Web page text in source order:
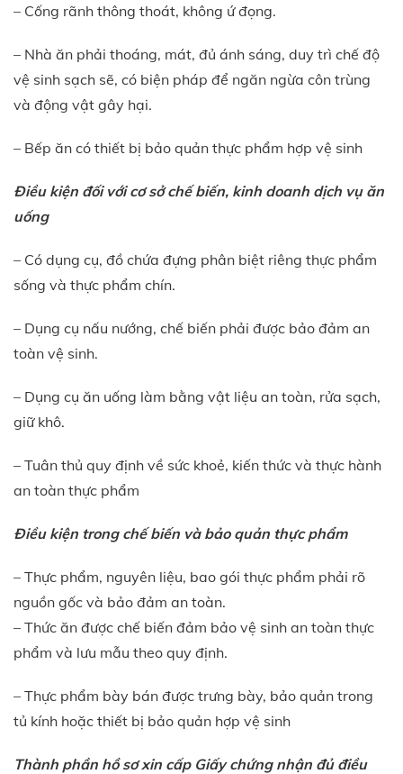
– Cống rãnh thông thoát, không ứ đọng.
– Nhà ăn phải thoáng, mát, đủ ánh sáng, duy trì chế độ
vệ sinh sạch sẽ, có biện pháp để ngăn ngừa côn trùng
và động vật gây hại.
– Bếp ăn có thiết bị bảo quản thực phẩm hợp vệ sinh
Điều kiện đối với cơ sở chế biến, kinh doanh dịch vụ ăn
uống
– Có dụng cụ, đồ chứa đựng phân biệt riêng thực phẩm
sống và thực phẩm chín.
– Dụng cụ nấu nướng, chế biến phải được bảo đảm an
toàn vệ sinh.
– Dụng cụ ăn uống làm bằng vật liệu an toàn, rửa sạch,
giữ khô.
– Tuân thủ quy định về sức khoẻ, kiến thức và thực hành
an toàn thực phẩm
Điều kiện trong chế biến và bảo quản thực phẩm
– Thực phẩm, nguyên liệu, bao gói thực phẩm phải rõ
nguồn gốc và bảo đảm an toàn.
– Thức ăn được chế biến đảm bảo vệ sinh an toàn thực
phẩm và lưu mẫu theo quy định.
– Thực phẩm bày bán được trưng bày, bảo quản trong
tủ kính hoặc thiết bị bảo quản hợp vệ sinh
Thành phần hồ sơ xin cấp Giấy chứng nhận đủ điều